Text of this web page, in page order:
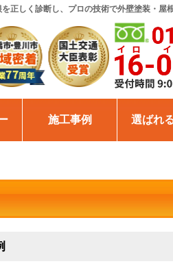
正しく診断し、プロの技術で外壁塗装・屋
施工事例 選ばれ